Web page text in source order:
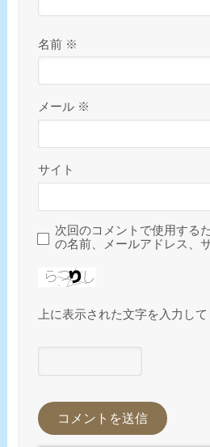
名前 ※
メール ※
サイト
次回のコメントで使用する
の名前、メールアドレス、
上に表示された文字を入力して